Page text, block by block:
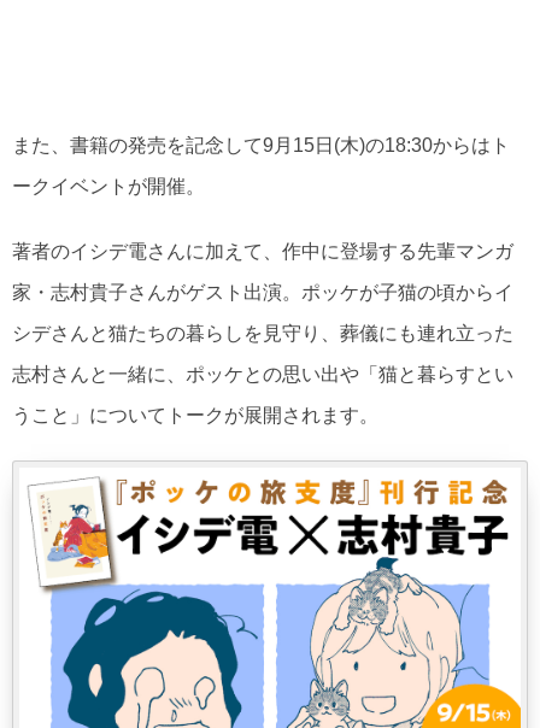
また、書籍の発売を記念して9月15日(木)の18:30からはト
ークイベントが開催。
著者のイシデ電さんに加えて、作中に登場する先輩マンガ
家・志村貴子さんがゲスト出演。ポッケが子猫の頃からイ
シデさんと猫たちの暮らしを見守り、葬儀にも連れ立った
志村さんと一緒に、ポッケとの思い出や「猫と暮らすとい
うこと」についてトークが展開されます。